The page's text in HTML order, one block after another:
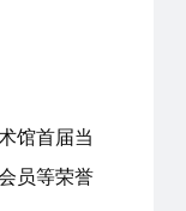
馆首届当
员等荣誉